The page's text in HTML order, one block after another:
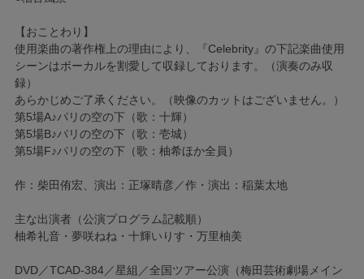
【おことわり】
使用楽曲の著作権上の理由により、『Celebrity』の下記楽曲使用
シーンはボーカルを割愛して収録しております。（演奏のみ収
録）
あらかじめご了承ください。（映像のカットはございません。）
第5場A♪パリの空の下（歌：十輝）
第5場B♪パリの空の下（歌：壱城）
第5場F♪パリの空の下（歌：柚希ほか全員）
作：柴田侑宏、演出：正塚晴彦／作・演出：稲葉太地
主な出演者（公演プログラム記載順）
柚希礼音・夢咲ねね・十輝いりす・万里柚美
DVD／TCAD-384／星組／全国ツアー公演（梅田芸術劇場メイン